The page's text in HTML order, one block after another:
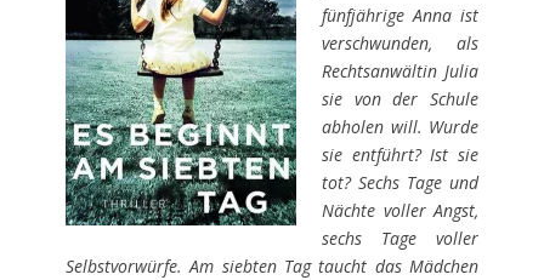
fünfjährige Anna ist
verschwunden, als
Rechtsanwältin Julia
sie von der Schule
abholen will. Wurde
sie entführt? Ist sie
tot? Sechs Tage und
Nächte voller Angst,
sechs Tage voller
Selbstvorwürfe. Am siebten Tag taucht das Mädchen